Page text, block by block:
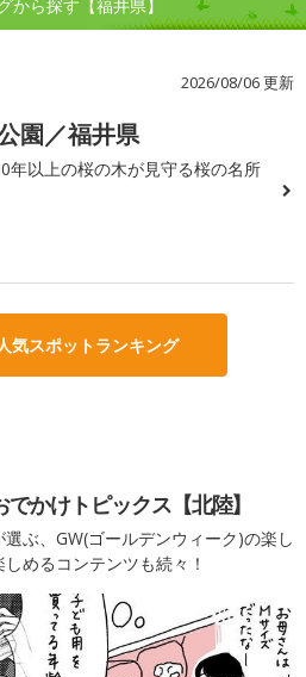
から探す【福井県】
2026/08/06 更新
園／福井県
年以上の桜の木が見守る桜の名所
気スポットランキング
かけトピックス【北陸】
ぶ、GW(ゴールデンウィーク)の楽し
めるコンテンツも続々！